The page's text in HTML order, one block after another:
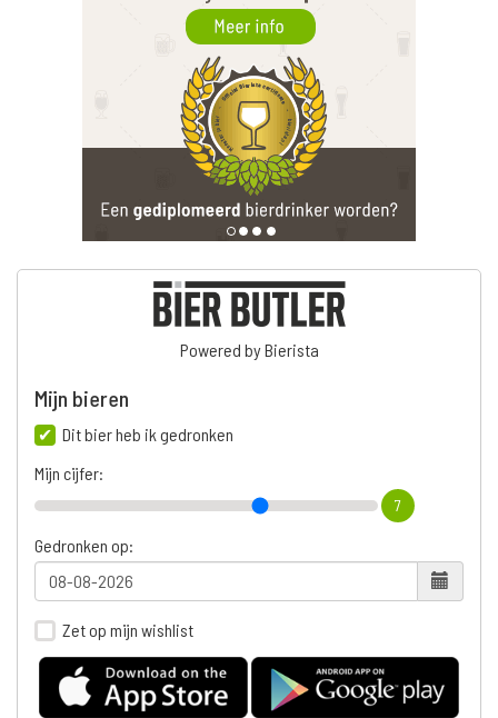
Powered by Bierista
Mijn bieren
Dit bier heb ik gedronken
Mijn cijfer:
7
Gedronken op:
Zet op mijn wishlist